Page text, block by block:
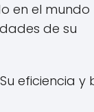
en el mundo
de su
eficiencia y